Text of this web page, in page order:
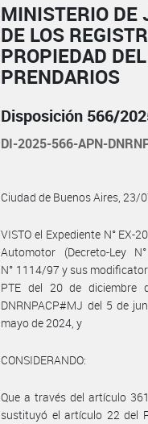
MINISTERIO DE
DE LOS
PROPIEDAD
PRENDARIOS
Disposición 566/
DI-2025-566-APN-
Ciudad de Buenos Aires, 23/
VISTO el Expediente N° EX-
Automotor (Decreto-Ley
N° 1114/97 y sus
PTE del 20 de diciembre
DNRNPACP#MJ del 5 de
mayo de 2024, y
CONSIDERANDO:
Que a través del artículo
sustituyó el artículo 22 del